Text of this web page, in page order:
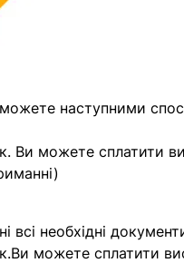
наступними
Ви можете сплатити
всі необхідні
можете сплатити